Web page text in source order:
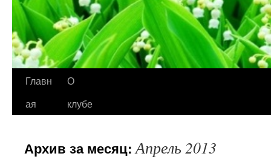
Перейти
Главн
ая
О
клубе
Архив за месяц:Апрель 2013